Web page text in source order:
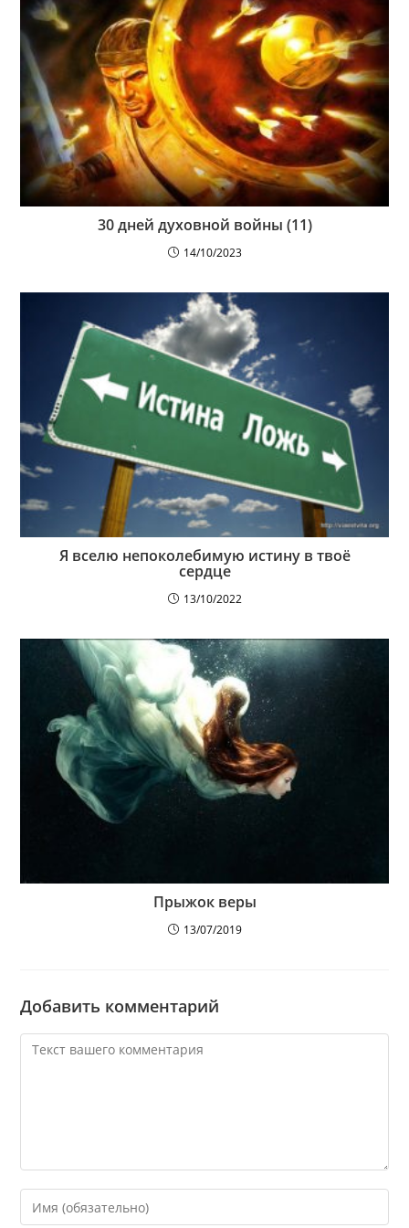
30 дней духовной войны (11)
14/10/2023
Я вселю непоколебимую истину в твоё
сердце
13/10/2022
Прыжок веры
13/07/2019
Добавить комментарий